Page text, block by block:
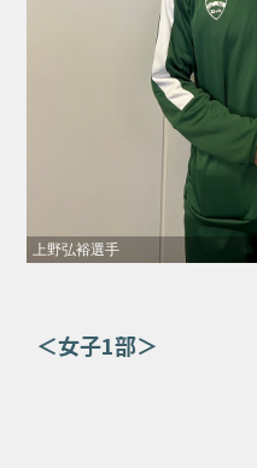
上野弘裕選手
＜女子1部＞